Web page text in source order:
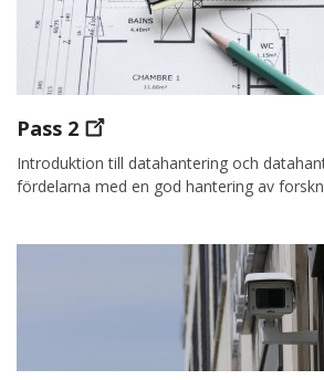
Pass 2
Introduktion till datahantering och
fördelarna med en god hantering av